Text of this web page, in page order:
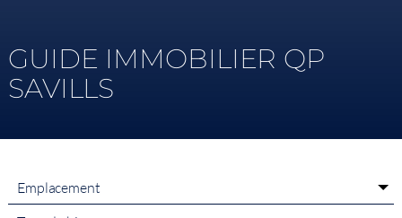
GUIDE IMMOBILIER QP
SAVILLS
Emplacement